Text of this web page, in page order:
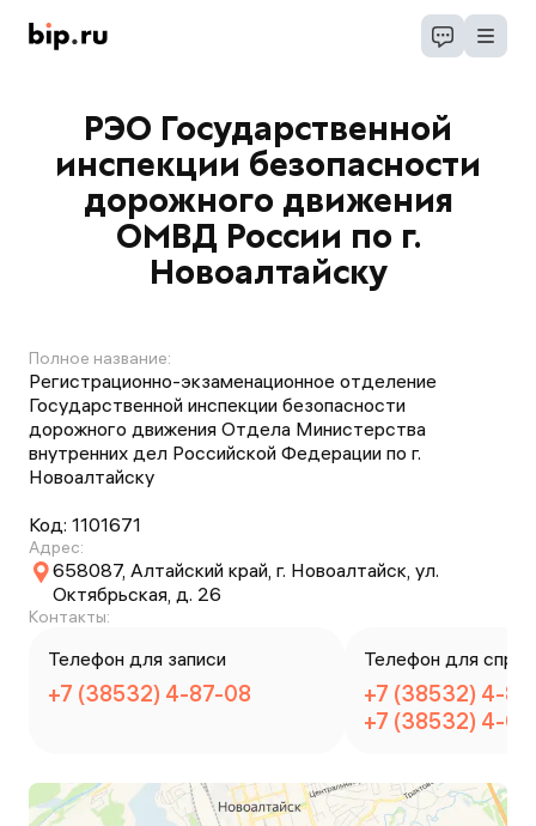
РЭО Государственной
инспекции безопасности
дорожного движения
ОМВД России по г.
Новоалтайску
Полное название:
Регистрационно-экзаменационное отделение
Государственной инспекции безопасности
дорожного движения Отдела Министерства
внутренних дел Российской Федерации по г.
Новоалтайску
Код: 1101671
Адрес:
658087, Алтайский край, г. Новоалтайск, ул.
Октябрьская, д. 26
Контакты:
Телефон для записи
+7 (38532) 4-87-08
Телефон для
+7 (38532) 4-
+7 (38532) 4-